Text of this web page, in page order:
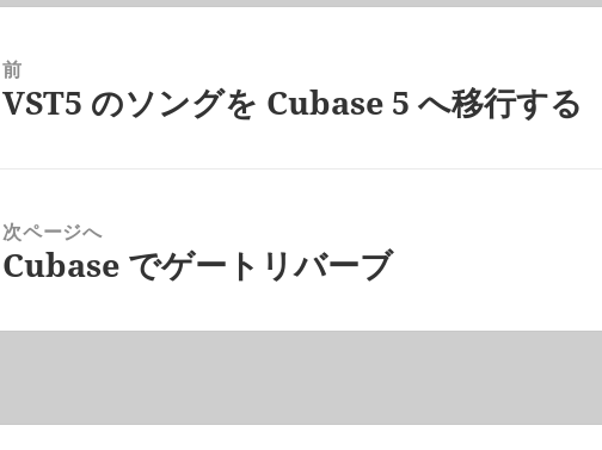
前
前
VST5 のソングを Cubase 5 へ移行する
次ページへ
次
投
Cubase でゲートリバーブ